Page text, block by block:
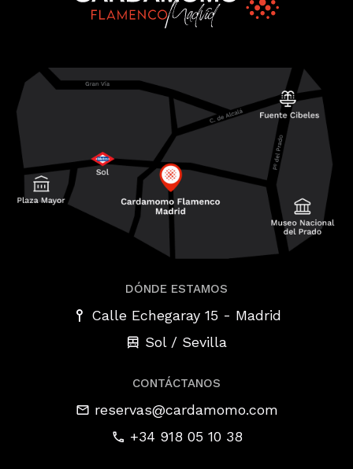
DÓNDE ESTAMOS
Calle Echegaray 15 - Madrid
Sol / Sevilla
CONTÁCTANOS
reservas@cardamomo.com
+34 918 05 10 38